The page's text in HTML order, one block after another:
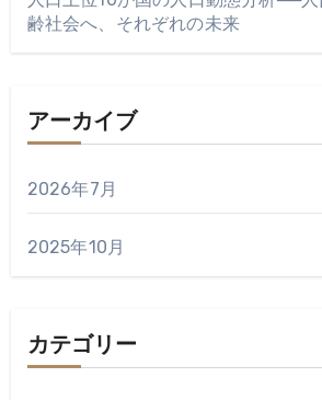
齢社会へ、それぞれの未来
アーカイブ
2026年7月
2025年10月
カテゴリー